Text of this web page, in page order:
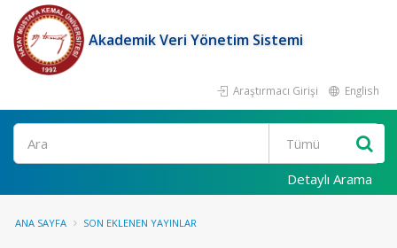
Akademik Veri Yönetim Sistemi
Araştırmacı Girişi English
Ara
Detaylı Arama
ANA SAYFA SON EKLENEN YAYINLAR